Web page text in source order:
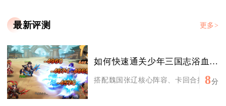
最新评测 更多>
如何快速通关少年三国志浴血逍遥津
搭配魏国张辽核心阵容、卡回合控制敌
8分